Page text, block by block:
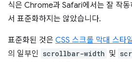
식은 Chrome과 Safari에서는 잘 작동
서 표준화하지는 않았습니다.
표준화된 것은 CSS 스크롤 막대 스타
의 일부인 scrollbar-width 및